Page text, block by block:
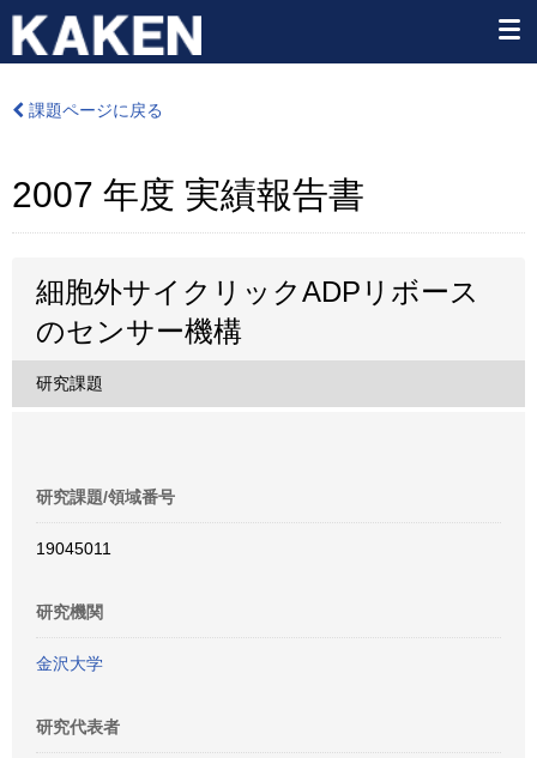
課題ページに戻る
2007 年度 実績報告書
細胞外サイクリックADPリボース
のセンサー機構
研究課題
研究課題/領域番号
19045011
研究機関
金沢大学
研究代表者